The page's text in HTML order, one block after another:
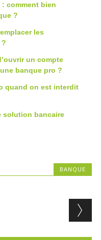
comment bien
?
les
un compte
banque pro ?
quand on est interdit
solution bancaire
BANQUE